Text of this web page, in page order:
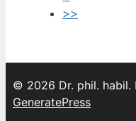
>>
© 2026 Dr. phil. habil.
GeneratePress